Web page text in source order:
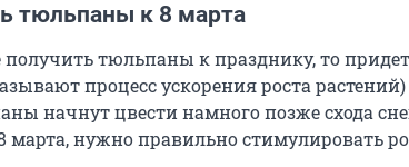
тюльпаны к 8 марта
тюльпаны к празднику, то
процесс ускорения роста
начнут цвести намного позже схода
марта, нужно правильно стимулировать